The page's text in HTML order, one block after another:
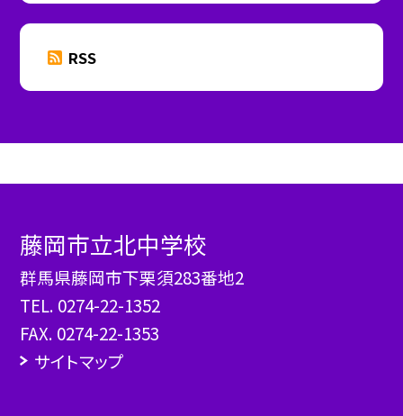
RSS
藤岡市立北中学校
群馬県藤岡市下栗須283番地2
TEL. 0274-22-1352
FAX. 0274-22-1353
サイトマップ